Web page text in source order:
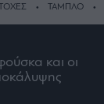
ΤΑΜΠΛΟ
και οι